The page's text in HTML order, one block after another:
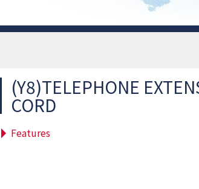
(Y8)TELEPHONE
CORD
Features